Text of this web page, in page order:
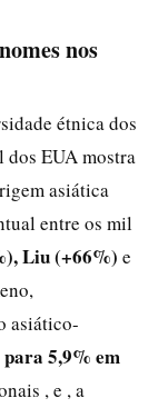
nos
étnica dos
dos EUA mostra
asiática
entre os mil
Liu (+66%) e
asiático-
5,9% em
, e , a